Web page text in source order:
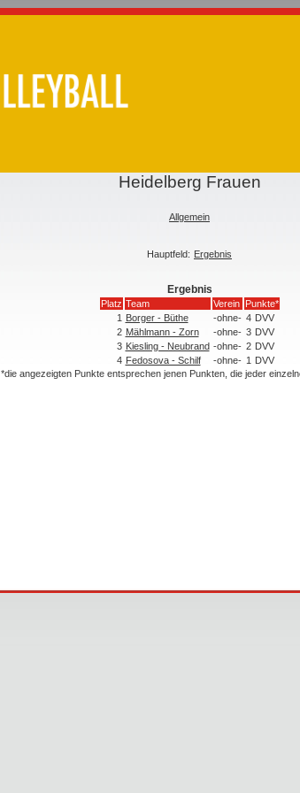
Heidelberg Frauen
Allgemein
Hauptfeld: Ergebnis
Ergebnis
Platz Team Verein
Punkte*
1 Borger - Büthe -ohne- 4 DVV
2 Mählmann - Zorn -ohne- 3 DVV
3 Kiesling - Neubrand -ohne- 2 DVV
4 Fedosova - Schilf -ohne- 1 DVV
*die angezeigten Punkte entsprechen jenen Punkten, die jeder